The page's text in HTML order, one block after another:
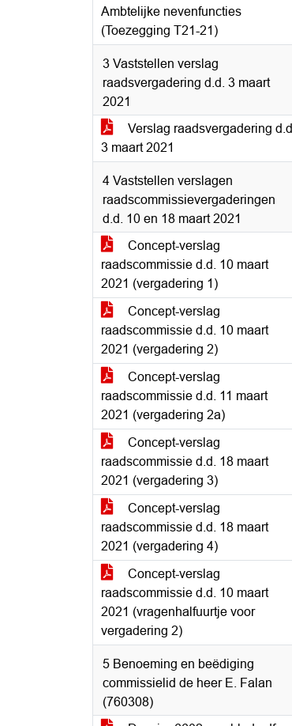
Ambtelijke nevenfuncties
(Toezegging T21-21)
3 Vaststellen verslag
raadsvergadering d.d. 3 maart
2021
Verslag raadsvergadering d.d.
3 maart 2021
4 Vaststellen verslagen
raadscommissievergaderingen
d.d. 10 en 18 maart 2021
Concept-verslag
raadscommissie d.d. 10 maart
2021 (vergadering 1)
Concept-verslag
raadscommissie d.d. 10 maart
2021 (vergadering 2)
Concept-verslag
raadscommissie d.d. 11 maart
2021 (vergadering 2a)
Concept-verslag
raadscommissie d.d. 18 maart
2021 (vergadering 3)
Concept-verslag
raadscommissie d.d. 18 maart
2021 (vergadering 4)
Concept-verslag
raadscommissie d.d. 10 maart
2021 (vragenhalfuurtje voor
vergadering 2)
5 Benoeming en beëdiging
commissielid de heer E. Falan
(760308)